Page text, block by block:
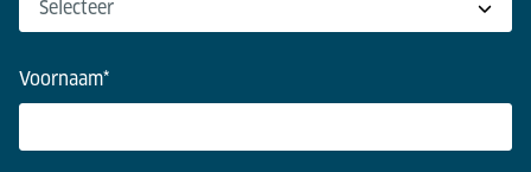
Voornaam*